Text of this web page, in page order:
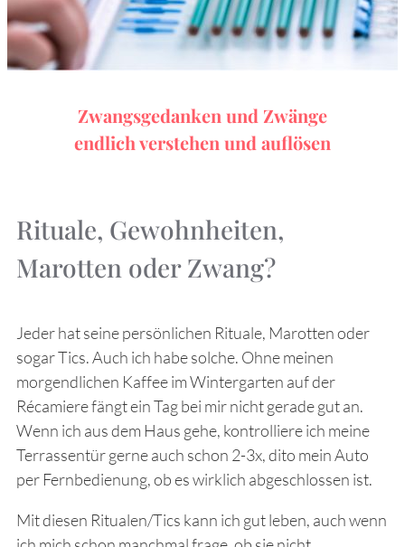
Zwangsgedanken und Zwänge
endlich verstehen und auflösen
Rituale, Gewohnheiten,
Marotten oder Zwang?
Jeder hat seine persönlichen Rituale, Marotten oder
sogar Tics. Auch ich habe solche. Ohne meinen
morgendlichen Kaffee im Wintergarten auf der
Récamiere fängt ein Tag bei mir nicht gerade gut an.
Wenn ich aus dem Haus gehe, kontrolliere ich meine
Terrassentür gerne auch schon 2-3x, dito mein Auto
per Fernbedienung, ob es wirklich abgeschlossen ist.
Mit diesen Ritualen/Tics kann ich gut leben, auch wenn